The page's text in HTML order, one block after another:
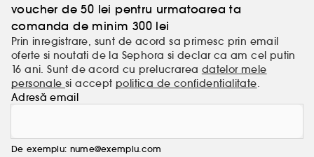
voucher de 50 lei pentru urmatoarea ta
comanda de minim 300 lei
Prin inregistrare, sunt de acord sa primesc prin email
oferte si noutati de la Sephora si declar ca am cel putin
16 ani. Sunt de acord cu prelucrarea datelor mele
personalesi accept politica de confidentialitate.
Adresă email
De exemplu: nume@exemplu.com